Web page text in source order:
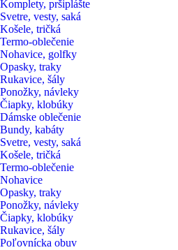
Komplety, pršiplášte
Svetre, vesty, saká
Košele, tričká
Termo-oblečenie
Nohavice, golfky
Opasky, traky
Rukavice, šály
Ponožky, návleky
Čiapky, klobúky
Dámske oblečenie
Bundy, kabáty
Svetre, vesty, saká
Košele, tričká
Termo-oblečenie
Nohavice
Opasky, traky
Ponožky, návleky
Čiapky, klobúky
Rukavice, šály
Poľovnícka obuv